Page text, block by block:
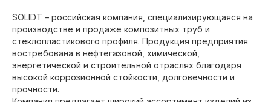
SOLIDT – российская компания, специализирующаяся на
производстве и продаже композитных труб и
стеклопластикового профиля. Продукция предприятия
востребована в нефтегазовой, химической,
энергетической и строительной отраслях благодаря
высокой коррозионной стойкости, долговечности и
прочности.